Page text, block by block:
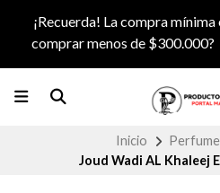
¡Recuerda! La compra
comprar menos de $300.000?
Inicio
Joud Wadi AL Khaleej